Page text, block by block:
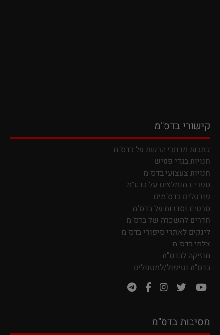
קישורי בדס"מ
כתבות מרחבי הרשת על בדס"מ
חנויות בגדי פטיש
חנויות צעצועי בדס"מ
ספרים מומלצים על בדס"מ
פורטלים בדס"מים
סרטים וסדרות על בדס"מ
חדרים להשכרה של בדס"מ
לינקים לאתרי סיפורי בדס"מ
צלמי בדס"מ
מוזיקה לבדס"מ
בדס"מ וטיפול/למטפלים
מסיבות בדס"מ